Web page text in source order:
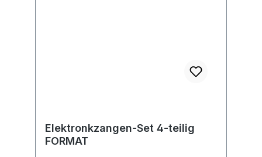
Elektronkzangen-Set 4-teilig
FORMAT